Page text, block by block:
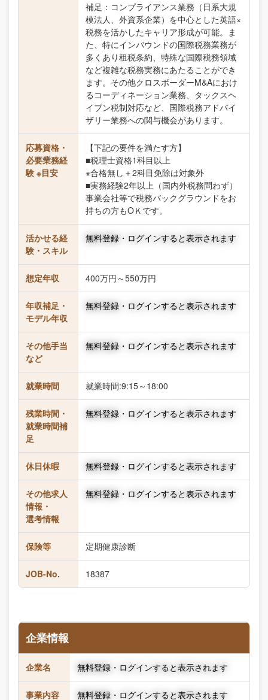
補足：コンプライアンス業務（日系大規
模法人、外資系企業）を中心とした英語×
税務を活かしたキャリア形成が可能。ま
た、特にインバウンドの国際税務業務が
多くあり租税条約、特殊な国際税務領域
など複雑な税務実務にあたることができ
ます。その他クロスボーダーM&Aにおけ
るコーディネーション業務、タックスヘ
イブン税制対応など、国際税務アドバイ
ザリー業務への関与機会があります。
応募資格・
必要業務経
験 ※目安
【下記の要件を満たす方】
■税理士資格1科目以上
※合格無し＋2科目免除は対象外
■実務経験2年以上（国内外税務問わず）
事業会社等で税務バックグラウンドをお
持ちの方もOＫです。
活かせる経
験・スキル
無料登録・ログインすると表示されます
想定年収 400万円～550万円
年収補足・
モデル年収
無料登録・ログインすると表示されます
その他手当
など
無料登録・ログインすると表示されます
就業時間 就業時間:9:15～18:00
残業時間・
就業時間補
足
無料登録・ログインすると表示されます
休日休暇 無料登録・ログインすると表示されます
その他求人
情報・
選考情報
無料登録・ログインすると表示されます
保険等 定期健康診断
JOB-No. 18387
企業情報
企業名 無料登録・ログインすると表示されます
事業内容 無料登録・ログインすると表示されます